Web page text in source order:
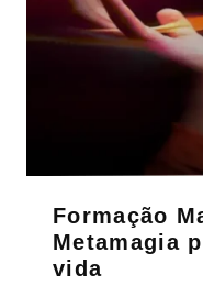
Formação
Metamagia
vida